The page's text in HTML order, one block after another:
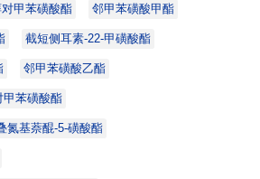
甲苯磺酸酯 邻甲苯磺酸甲酯
截短侧耳素-22-甲磺酸酯
邻甲苯磺酸乙酯
甲苯磺酸酯
氮基萘醌-5-磺酸酯